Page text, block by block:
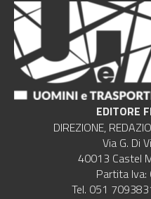
EDITORE
DIREZIONE,
Via G. Di
40013 Castel
Partita
Tel. 051